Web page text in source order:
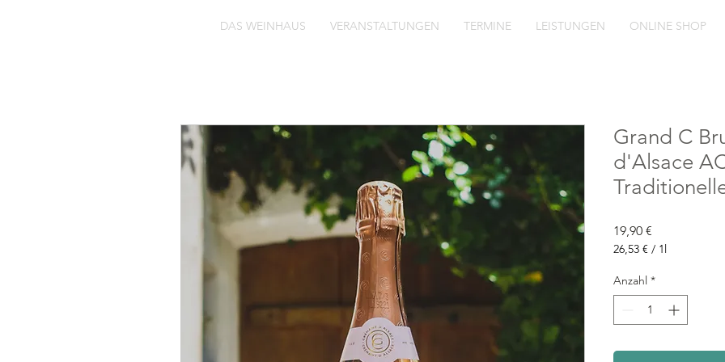
DAS WEINHAUS VERANSTALTUNGEN TERMINE LEISTUNGEN ONLINE SHOP
Grand C
d'Alsace
19,90 €Preis
26,53 € / 1l
pro
1
Anzahl *